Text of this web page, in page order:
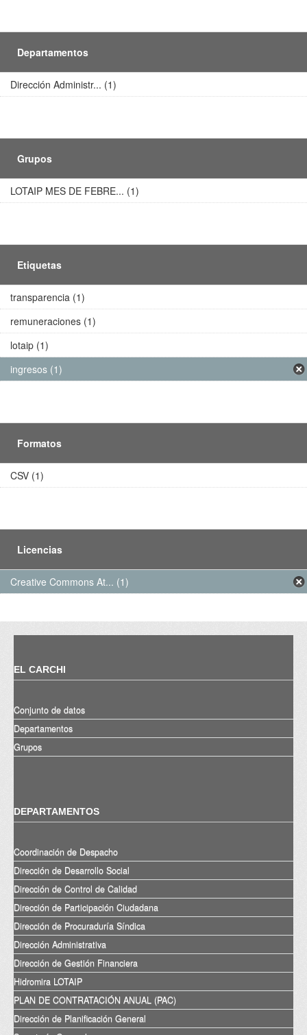
Departamentos
Dirección Administr... (1)
Grupos
LOTAIP MES DE FEBRE... (1)
Etiquetas
transparencia (1)
remuneraciones (1)
lotaip (1)
ingresos (1)
Formatos
CSV (1)
Licencias
Creative Commons At... (1)
EL CARCHI
Conjunto de datos
Departamentos
Grupos
DEPARTAMENTOS
Coordinación de Despacho
Dirección de Desarrollo Social
Dirección de Control de Calidad
Dirección de Participación Ciudadana
Dirección de Procuraduría Síndica
Dirección Administrativa
Dirección de Gestión Financiera
Hidromira LOTAIP
PLAN DE CONTRATACIÓN ANUAL (PAC)
Dirección de Planificación General